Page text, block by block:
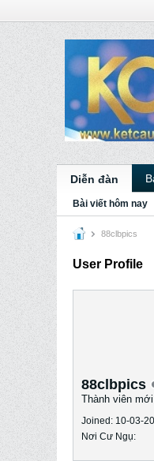
Diễn đàn
Bài viết hôm nay
88clbpics
User Profile
88clbpics
Thành viên mới
Joined: 10-03-
Nơi Cư Ngụ: